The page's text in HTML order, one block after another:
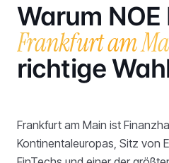
Warum
Frankfurt am
richtige
Frankfurt am Main ist
Kontinentaleuropas, Sitz von